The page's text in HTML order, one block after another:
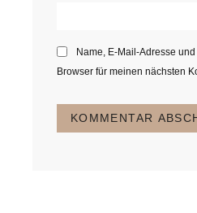
Name, E-Mail-Adresse
Browser für meinen nächsten